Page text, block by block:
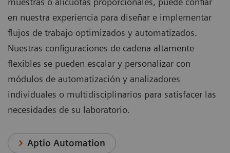
en nuestra experiencia para diseñar e implementar
flujos de trabajo optimizados y automatizados.
Nuestras configuraciones de cadena altamente
flexibles se pueden escalar y personalizar con
módulos de automatización y analizadores
individuales o multidisciplinarios para satisfacer las
necesidades de su laboratorio.
Aptio Automation